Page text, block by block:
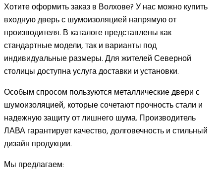
Хотите оформить заказ в Волхове? У нас можно купить
входную дверь с шумоизоляцией напрямую от
производителя. В каталоге представлены как
стандартные модели, так и варианты под
индивидуальные размеры. Для жителей Северной
столицы доступна услуга доставки и установки.
Особым спросом пользуются металлические двери с
шумоизоляцией, которые сочетают прочность стали и
надежную защиту от лишнего шума. Производитель
ЛАВА гарантирует качество, долговечность и стильный
дизайн продукции.
Мы предлагаем: